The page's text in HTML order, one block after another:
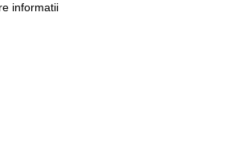
informatii